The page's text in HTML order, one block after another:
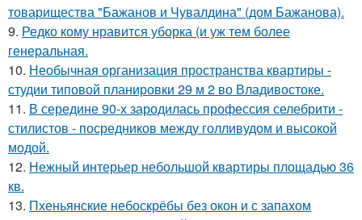
товарищества "Бажанов и Чувалдина" (дом Бажанова).
9. Редко кому нравится уборка (и уж тем более
генеральная.
10. Необычная организация пространства квартиры -
студии типовой планировки 29 м 2 во Владивостоке.
11. В середине 90-х зародилась профессия селебрити -
стилистов - посредников между голливудом и высокой
модой.
12. Нежный интерьер небольшой квартиры площадью 36
кв.
13. Пхеньянские небоскрёбы без окон и с запахом